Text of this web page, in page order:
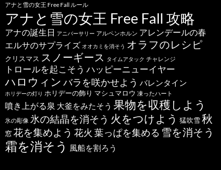
アナと雪の女王 Free Fall ルール
アナと雪の女王 Free Fall 攻略
アナの誕生日 アニバーサリー アルペンホルン アレンデールの春
エルサのサプライズ オオカミを消そう オラフのレシピ
クリスマス スノーギース タイムアタック チャレンジ
トロールを起こそう ハッピーニューイヤー
ハロウィン バラを咲かせよう バレンタイン
ホリデーの灯り ホリデーの飾り マシュマロウ 凍ったハート
噴き上がる泉 大釜をみたそう 果物を収穫しよう
氷の彫像 氷の結晶を消そう 火をつけよう 猛吹雪秋
窓花を集めよう 花火 葉っぱを集める 雪を消そう
霜を消そう 風船を割ろう